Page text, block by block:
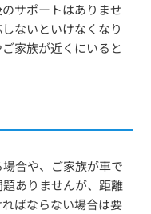
サポートはありませ
ないといけなくなり
家族が近くにいると
合や、ご家族が車で
ありませんが、距離
ばならない場合は要